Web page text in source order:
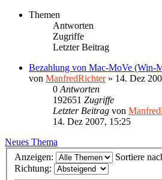
Themen
Antworten
Zugriffe
Letzter Beitrag
Bezahlung von Mac-MoVe (Win-
von ManfredRichter» 14. Dez
0 Antworten
192651 Zugriffe
Letzter Beitrag von
14. Dez 2007, 15:25
Neues Thema
Anzeigen:
Sortiere
Richtung: